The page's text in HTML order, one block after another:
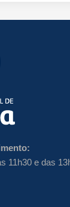
11h30 e das